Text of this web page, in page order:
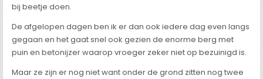
bij beetje doen.
De afgelopen dagen ben ik er dan ook iedere dag even langs
gegaan en het gaat snel ook gezien de enorme berg met
puin en betonijzer waarop vroeger zeker niet op bezuinigd is.
Maar ze zijn er nog niet want onder de grond zitten nog twee